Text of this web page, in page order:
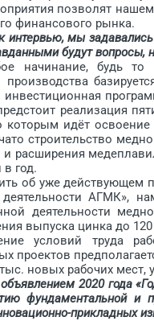
позволят
финансового рынка.
интервью, мы
будут вопросы,
будь то
производства
реализация
которым идёт
строительство
и расширения
год.
об уже действующем
деятельности АГМК»,
деятельности
выпуска цинка до
условий труда
проектов
новых рабочих
2020 года
фундаментальной и
прик­ладных